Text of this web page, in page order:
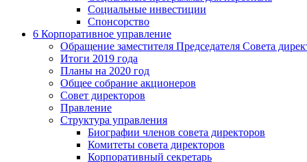
Социальные инвестиции
Спонсорство
6 Корпоративное управление
Обращение заместителя Председателя Совета
Итоги 2019 года
Планы на 2020 год
Общее собрание акционеров
Совет директоров
Правление
Структура управления
Биографии членов совета директоров
Комитеты совета директоров
Корпоративный секретарь